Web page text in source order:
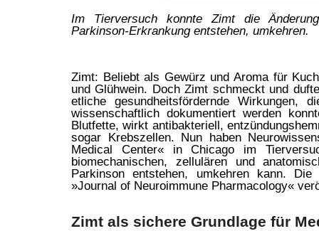
Im Tierversuch konnte Zimt die
Parkinson-Erkrankung entstehen, umkehren.
Zimt: Beliebt als Gewürz und Aroma für
und Glühwein. Doch Zimt schmeckt und
etliche gesundheitsfördernde Wirkungen,
wissenschaftlich dokumentiert werden
Blutfette, wirkt antibakteriell,
sogar Krebszellen. Nun haben
Medical Center« in Chicago im
biomechanischen, zellulären und
Parkinson entstehen, umkehren kann.
»Journal of Neuroimmune Pharmacology«
Zimt als sichere Grundlage für